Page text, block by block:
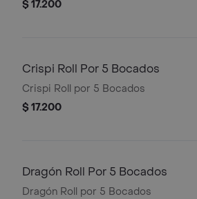
$ 17.200
Crispi Roll Por 5 Bocados
Crispi Roll por 5 Bocados
$ 17.200
Dragón Roll Por 5 Bocados
Dragón Roll por 5 Bocados